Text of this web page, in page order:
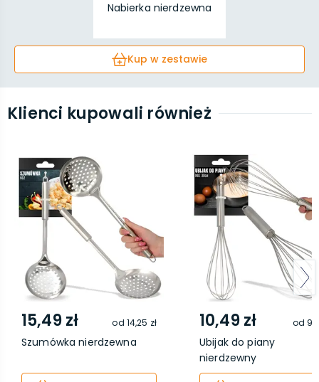
Nabierka nierdzewna
Kup w zestawie
Klienci kupowali również
15,49 zł od 14,25 zł
Szumówka nierdzewna
10,49 zł od
Ubijak do piany
nierdzewny